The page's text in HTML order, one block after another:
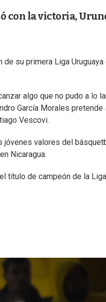
con la victoria,
su primera Liga Uruguaya
algo que no pudo a lo
García Morales
Vescovi.
jóvenes valores del
Nicaragua.
título de campeón de la